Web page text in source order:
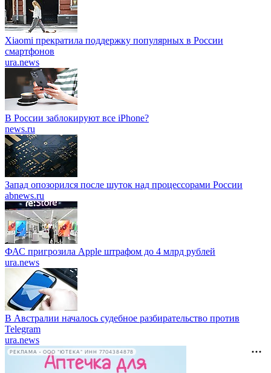
Xiaomi прекратила поддержку популярных в России
смартфонов
ura.news
В России заблокируют все iPhone?
news.ru
Запад опозорился после шуток над процессорами России
abnews.ru
ФАС пригрозила Apple штрафом до 4 млрд рублей
ura.news
В Австралии началось судебное разбирательство против
Telegram
ura.news
РЕКЛАМА • ООО "ЮТЕКА" ИНН 7704384878